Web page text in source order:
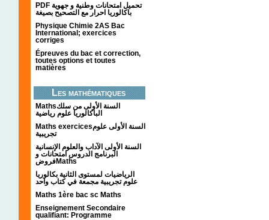
PDF تحميل امتحانات وطنية و جهوية
باكالوريا احرار مع التصحيح بصيغة
Physique Chimie 2AS Bac
International; exercices
corriges
Épreuves du bac et correction,
toutes options et toutes
matières
Les mathématiques
Mathsالسنة الأولى من سلك
الباكالوريا علوم رياضية
Maths exercicesالسنة الأولى علوم
تجريبية
السنة الأولى الآداب والعلوم الإنسانية
البرنامج الدروس امتحانات و
فروضMaths
الرياضيات لمستوى الثانية بكالوريا
علوم تجريبية مجمعة في كتاب واحد
Maths 1ère bac sc Maths
Enseignement Secondaire
qualifiant: Programme